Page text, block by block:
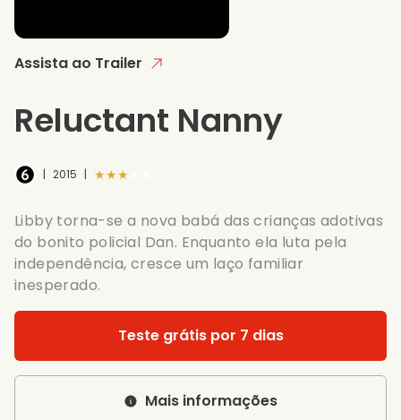
Assista ao Trailer
Reluctant Nanny
| 2015 | ★★★★★
Libby torna-se a nova babá das crianças adotivas
do bonito policial Dan. Enquanto ela luta pela
independência, cresce um laço familiar
inesperado.
Teste grátis por 7 dias
Mais informações